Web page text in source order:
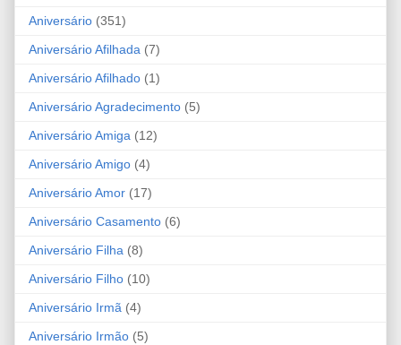
Aniversário (351)
Aniversário Afilhada (7)
Aniversário Afilhado (1)
Aniversário Agradecimento (5)
Aniversário Amiga (12)
Aniversário Amigo (4)
Aniversário Amor (17)
Aniversário Casamento (6)
Aniversário Filha (8)
Aniversário Filho (10)
Aniversário Irmã (4)
Aniversário Irmão (5)